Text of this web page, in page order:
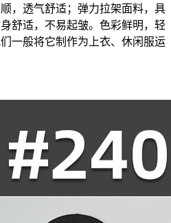
，透气舒适；弹力拉架面料，具
舒适，不易起皱。色彩鲜明，轻
一般将它制作为上衣、休闲服运